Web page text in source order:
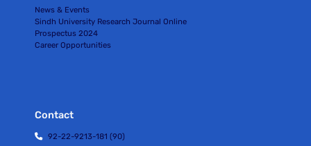
News & Events
Sindh University Research Journal Online
Prospectus 2024
Career Opportunities
Contact
92-22-9213-181 (90)